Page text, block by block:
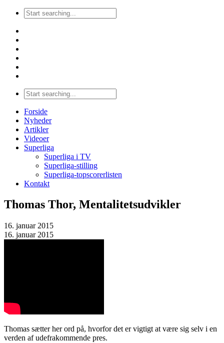
Forside
Nyheder
Artikler
Videoer
Superliga
Superliga i TV
Superliga-stilling
Superliga-topscorerlisten
Kontakt
Thomas Thor, Mentalitetsudvikler
16. januar 2015
16. januar 2015
Thomas sætter her ord på, hvorfor det er vigtigt at være sig selv i en
verden af udefrakommende pres.